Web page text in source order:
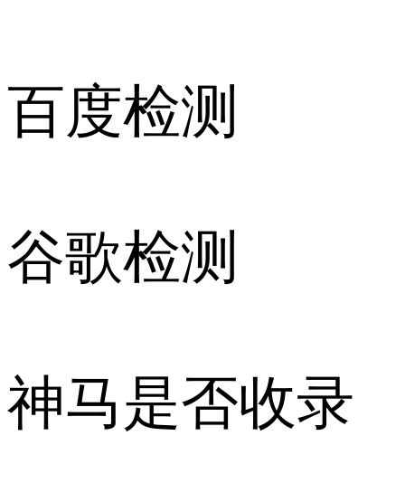
百度检测
谷歌检测
神马是否收录